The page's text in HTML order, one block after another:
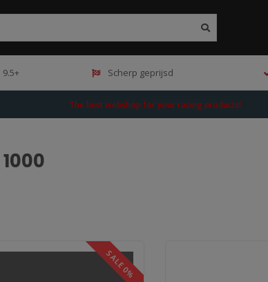
Scherp geprijsd
The best webshop for your racing products!
SALE 0%